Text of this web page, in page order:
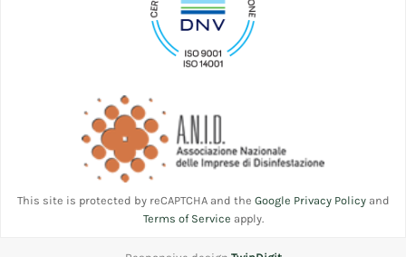
This site is protected by reCAPTCHA and the Google Privacy Policyand
Terms of Service apply.